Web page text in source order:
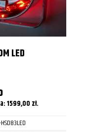
LED
1599,00 zł.